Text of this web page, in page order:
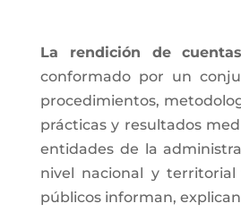
La rendición de cuentas
conformado por un
procedimientos,
prácticas y resultados
entidades de la
nivel nacional y territorial
públicos informan,